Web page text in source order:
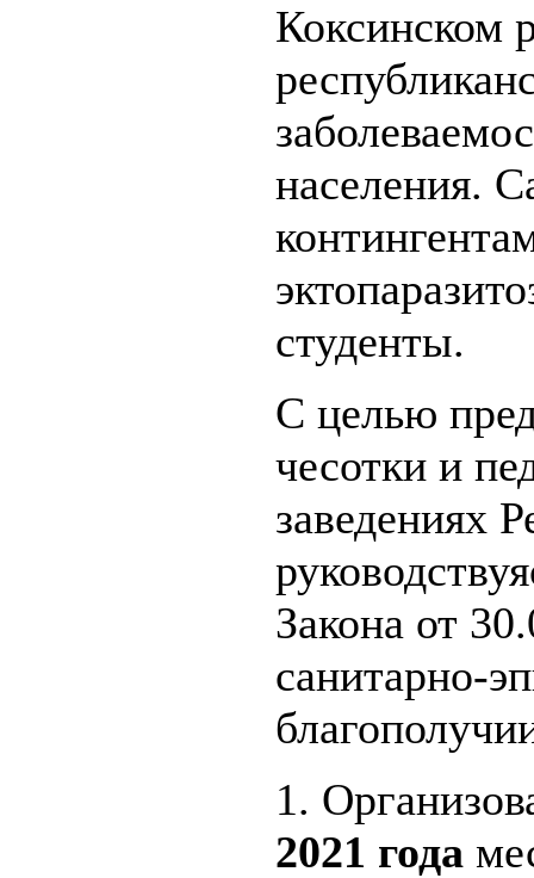
Коксинском
населения.
студенты.
С целью
чесотки и
заведениях
Закона от
санитарно-
1.
2021 года